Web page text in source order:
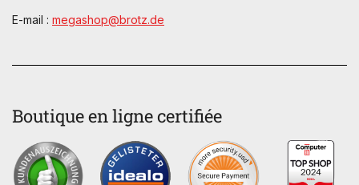
E-mail : megashop@brotz.de
Boutique en ligne certifiée